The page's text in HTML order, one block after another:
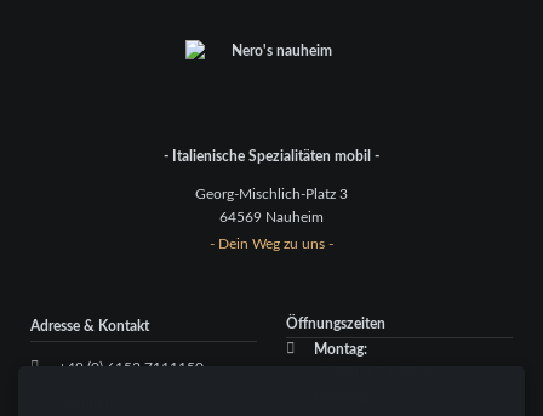
- Italienische Spezialitäten mobil -
Georg-Mischlich-Platz 3
64569 Nauheim
- Dein Weg zu uns -
Adresse & Kontakt
+49 (0) 6152 7111150
Öffnungszeiten
Montag: